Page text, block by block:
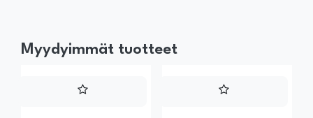
Myydyimmät tuotteet